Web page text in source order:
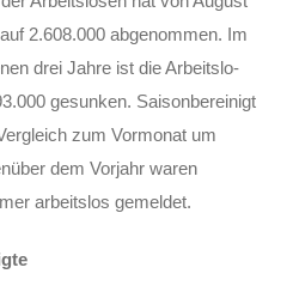
2.608.000 abge­nom­men. Im
drei Jah­re ist die Arbeits­lo­
gesun­ken. Sai­son­be­rei­nigt
zum Vor­mo­nat um
dem Vor­jahr waren
arbeits­los gemeldet.